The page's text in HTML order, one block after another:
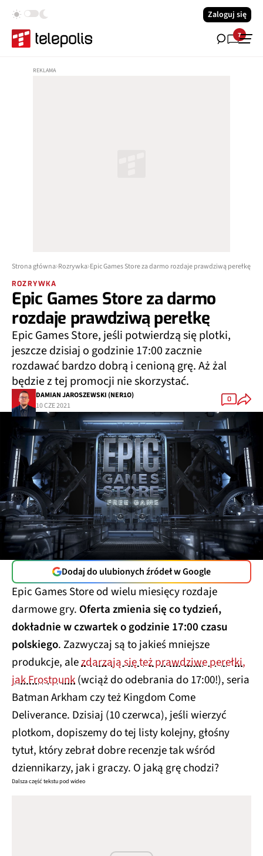
Zaloguj się
7
Strona główna Rozrywka Epic Games Store za darmo rozdaje prawdziwą perełkę
ROZRYWKA
Epic Games Store za darmo
rozdaje prawdziwą perełkę
Epic Games Store, jeśli potwierdzą się plotki,
jeszcze dzisiaj o godzinie 17:00 zacznie
rozdawać bardzo dobrą i cenioną grę. Aż żal
będzie z tej promocji nie skorzystać.
DAMIAN JAROSZEWSKI (NER1O)
10 CZE 2021
0
Dodaj do ulubionych źródeł w Google
Epic Games Store od wielu miesięcy rozdaje
darmowe gry. Oferta zmienia się co tydzień,
dokładnie w czwartek o godzinie 17:00 czasu
polskiego. Zazwyczaj są to jakieś mniejsze
produkcje, alezdarzają się też prawdziwe perełki,
jak Frostpunk(wciąż do odebrania do 17:00!), seria
Batman Arkham czy też Kingdom Come
Deliverance. Dzisiaj (10 czerwca), jeśli wierzyć
plotkom, dopiszemy do tej listy kolejny, głośny
tytuł, który zebrał dobre recenzje tak wśród
dziennikarzy, jak i graczy. O jaką grę chodzi?
Dalsza część tekstu pod wideo